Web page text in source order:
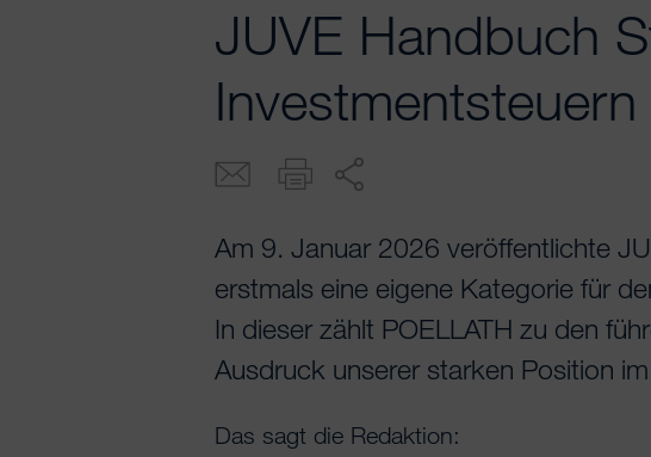
JUVE Handbuch
Investmentsteuern
Am 9. Januar 2026 veröffentlichte
erstmals eine eigene Kategorie für
In dieser zählt POELLATH zu den
Ausdruck unserer starken Position
Das sagt die Redaktion: